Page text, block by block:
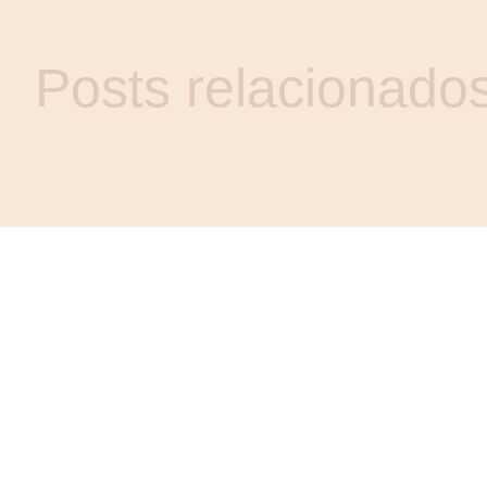
Posts